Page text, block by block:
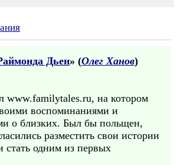
Дьен» (Олег Ханов)
www.familytales.ru, на котором
воспоминаниями и
о близких. Был бы польщен,
разместить свои истории
стать одним из первых